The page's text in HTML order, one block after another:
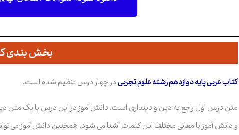
بخش بندی
کتاب عربی پايە دوازدهم رشته علوم تجربیدر چهار درس تنظیم شده است.
متن درس اول راجع به دين و دينداری است. دانش آموز در اين درس با يک متن
و دانش آموز با معانی مختلف اين کلمات آشنا می شود. همچنين دانش آموز می